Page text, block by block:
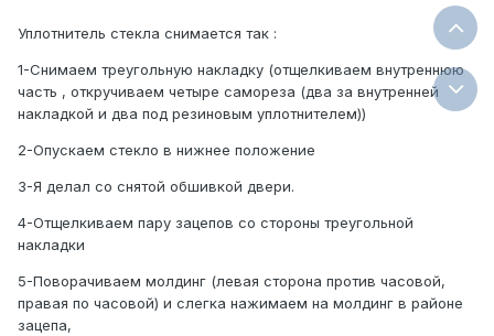
Уплотнитель стекла снимается так :
1-Снимаем треугольную накладку (отщелкиваем внутреннюю
часть , откручиваем четыре самореза (два за внутренней
накладкой и два под резиновым уплотнителем))
2-Опускаем стекло в нижнее положение
3-Я делал со снятой обшивкой двери.
4-Отщелкиваем пару зацепов со стороны треугольной
накладки
5-Поворачиваем молдинг (левая сторона против часовой,
правая по часовой) и слегка нажимаем на молдинг в районе
зацепа,